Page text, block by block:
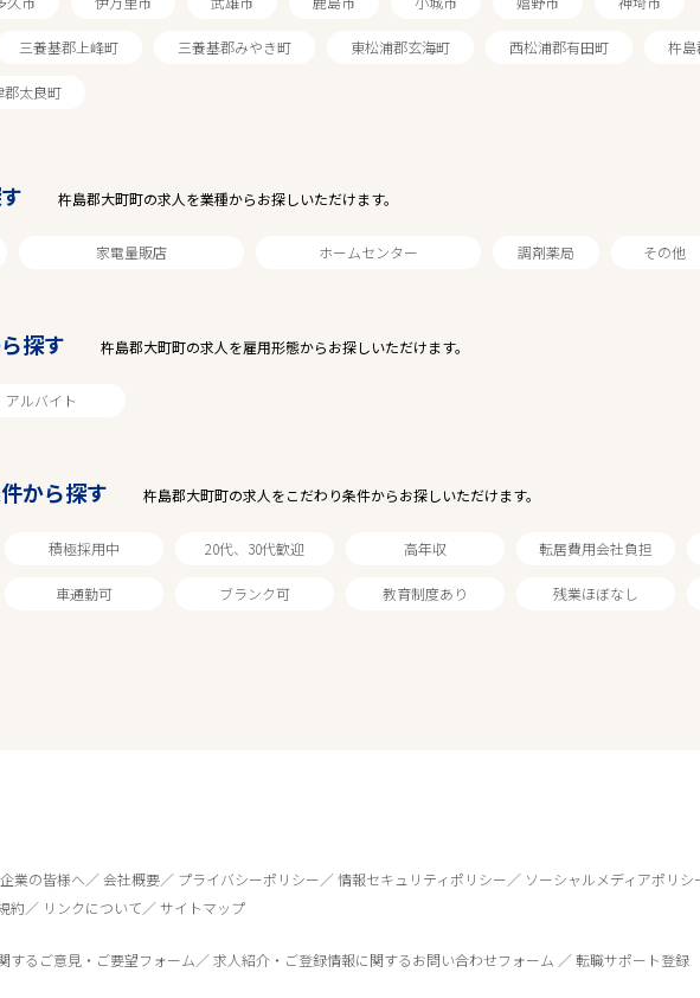
三養基郡上峰町 三養基郡みやき町 東松浦郡玄海町 西松浦郡有田町 杵島
郡太良町
杵島郡大町町の求人を業種からお探しいただけます。
家電量販店 ホームセンター 調剤薬局 その他
探す 杵島郡大町町の求人を雇用形態からお探しいただけます。
アルバイト
から探す 杵島郡大町町の求人をこだわり条件からお探しいただけます。
積極採用中 20代、30代歓迎 高年収 転居費用会社負担
車通勤可 ブランク可 教育制度あり 残業ほぼなし
企業の皆様へ 会社概要 プライバシーポリシー 情報セキュリティポリシー ソーシャルメディアポリシ
約 リンクについて サイトマップ
するご意見・ご要望フォーム 求人紹介・ご登録情報に関するお問い合わせフォーム 転職サポート登録